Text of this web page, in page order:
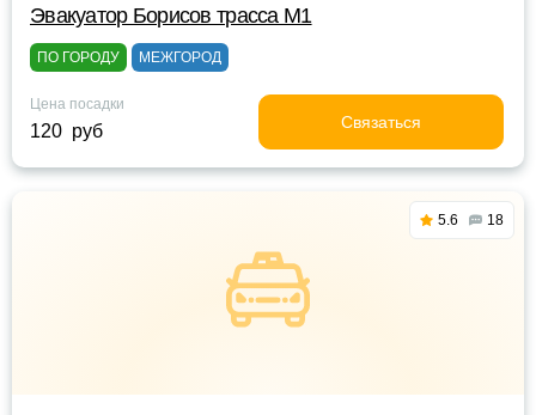
Эвакуатор Борисов трасса М1
ПО ГОРОДУ МЕЖГОРОД
Цена посадки
120 руб Связаться
5.6 18